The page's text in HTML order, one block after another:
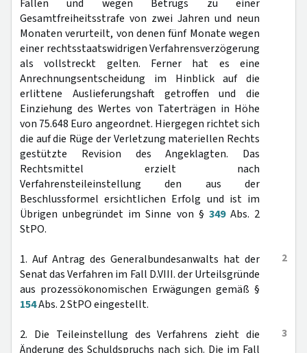
Fällen und wegen Betrugs zu einer
Gesamtfreiheitsstrafe von zwei Jahren und neun
Monaten verurteilt, von denen fünf Monate wegen
einer rechtsstaatswidrigen Verfahrensverzögerung
als vollstreckt gelten. Ferner hat es eine
Anrechnungsentscheidung im Hinblick auf die
erlittene Auslieferungshaft getroffen und die
Einziehung des Wertes von Taterträgen in Höhe
von 75.648 Euro angeordnet. Hiergegen richtet sich
die auf die Rüge der Verletzung materiellen Rechts
gestützte Revision des Angeklagten. Das
Rechtsmittel erzielt nach
Verfahrensteileinstellung den aus der
Beschlussformel ersichtlichen Erfolg und ist im
Übrigen unbegründet im Sinne von § 349Abs. 2
StPO.
2
1. Auf Antrag des Generalbundesanwalts hat der
Senat das Verfahren im Fall D.VIII. der Urteilsgründe
aus prozessökonomischen Erwägungen gemäß §
154Abs. 2 StPO eingestellt.
3
2. Die Teileinstellung des Verfahrens zieht die
Änderung des Schuldspruchs nach sich. Die im Fall